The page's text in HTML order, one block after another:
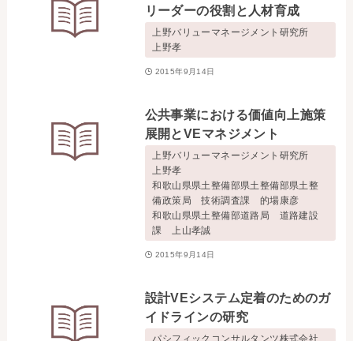
リーダーの役割と人材育成
上野バリューマネージメント研究所
上野孝
2015年9月14日
公共事業における価値向上施策
展開とVEマネジメント
上野バリューマネージメント研究所
上野孝
和歌山県県土整備部県土整備部県土整
備政策局 技術調査課 的場康彦
和歌山県県土整備部道路局 道路建設
課 上山孝誠
2015年9月14日
設計VEシステム定着のためのガ
イドラインの研究
パシフィックコンサルタンツ株式会社